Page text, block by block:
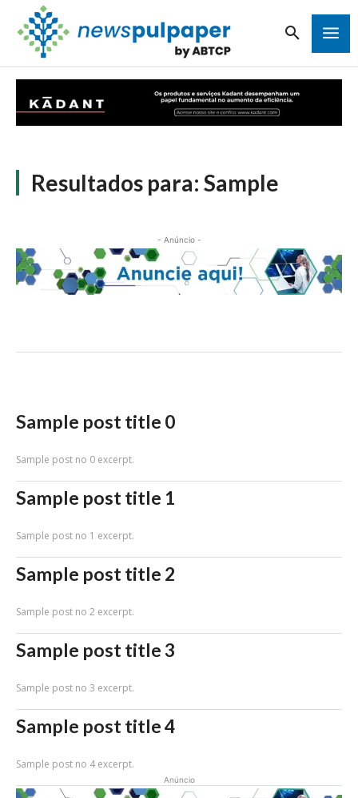
Resultados para: Sample
- Anúncio -
Sample post title 0
Sample post no 0 excerpt.
Sample post title 1
Sample post no 1 excerpt.
Sample post title 2
Sample post no 2 excerpt.
Sample post title 3
Sample post no 3 excerpt.
Sample post title 4
Sample post no 4 excerpt.
Anúncio